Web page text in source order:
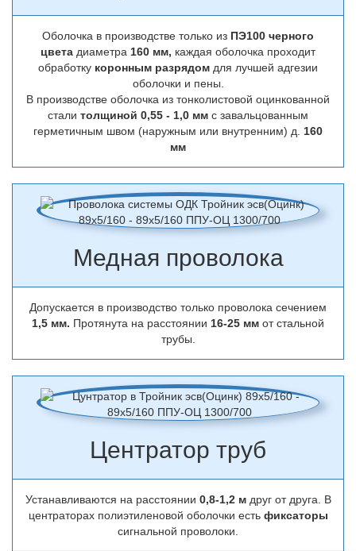
Оболочка в производстве только из ПЭ100 черного
цвета диаметра 160 мм, каждая оболочка проходит
обработку коронным разрядом для лучшей адгезии
оболочки и пены.
В производстве оболочка из тонколистовой оцинкованной
стали толщиной 0,55 - 1,0 мм с завальцованным
герметичным швом (наружным или внутренним) д. 160
мм
Медная проволока
Допускается в производство только проволока сечением
1,5 мм. Протянута на расстоянии 16-25 мм от стальной
трубы.
Центратор труб
Устанавливаются на расстоянии 0,8-1,2 м друг от друга. В
центраторах полиэтиленовой оболочки есть фиксаторы
сигнальной проволоки.